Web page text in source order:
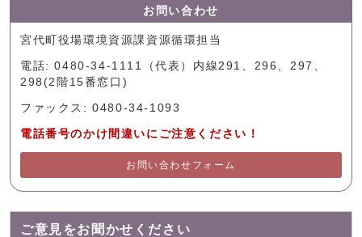
お問い合わせ
宮代町役場環境資源課資源循環担当
電話: 0480-34-1111（代表）内線291、296、297、
298(2階15番窓口)
ファックス: 0480-34-1093
電話番号のかけ間違いにご注意ください！
お問い合わせフォーム
ご意見をお聞かせください